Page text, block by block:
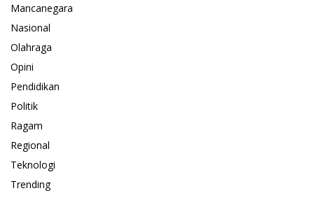
Mancanegara
Nasional
Olahraga
Opini
Pendidikan
Politik
Ragam
Regional
Teknologi
Trending